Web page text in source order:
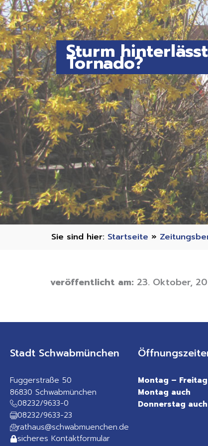
Sturm
Tornado?
Startseite »
veröffentlicht am: 23. Oktober,
Stadt Schwabmünchen
Fuggerstraße 50
86830 Schwabmünchen
08232/9633-0
08232/9633-23
rathaus@schwabmuenchen.de
sicheres Kontaktformular
Montag – Freitag
Montag auch
Donnerstag auch